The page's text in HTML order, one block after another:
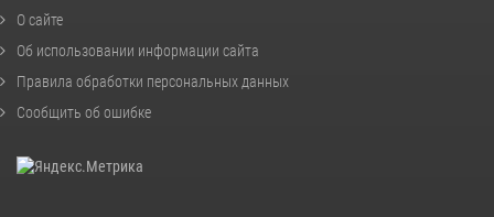
О сайте
Об использовании информации сайта
Правила обработки персональных данных
Сообщить об ошибке